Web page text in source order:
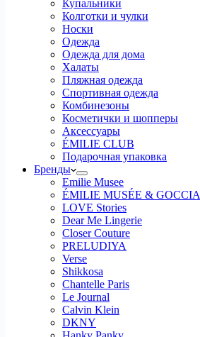
Купальники
Колготки и чулки
Носки
Одежда
Одежда для дома
Халаты
Пляжная одежда
Спортивная одежда
Комбинезоны
Косметички и шопперы
Аксессуары
ÉMILIE CLUB
Подарочная упаковка
Бренды
Emilie Musee
ÉMILIE MUSÉE & GOCCIA
LOVE Stories
Dear Me Lingerie
Closer Couture
PRELUDIYA
Verse
Shikkosa
Chantelle Paris
Le Journal
Calvin Klein
DKNY